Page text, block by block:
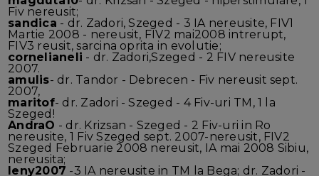
Fiv nereusit;
sandica - dr. Zadori, Szeged - 3 IA nereusite, FIV1
Martie 2008 - nereusit, FIV2 mai2008 intrerupt,
FIV3 reusit, sarcina oprita in evolutie;
cornelianeli - dr. Zadori,Szeged - 2 FIV nereusite
2007.
amulis- dr. Tandor - Debrecen - Fiv nereusit sept.
2007,
maritof- dr. Zadori - Szeged - 4 Fiv-uri TM, 1 la
Szeged!
AndraO - dr. Krizsan - Szeged - 2 Fiv-uri in Ro
nereusite, 1 Fiv Szeged sept. 2007-nereusit, FIV2
Szeged Februarie 2008 nereusit, IA mai 2008 Sibiu,
nereusita;
leny2007 -3 IA nereusite in TM la Bega; dr. Zadori -